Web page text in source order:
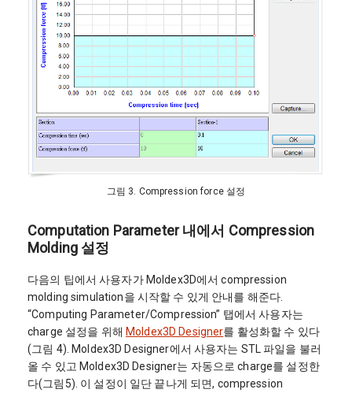
그림 3. Compression force 설정
Computation Parameter 내에서 Compression
Molding 설정
다음의 팁에서 사용자가 Moldex3D에서 compression
molding simulation을 시작할 수 있게 안내를 해준다.
“Computing Parameter/Compression” 탭에서 사용자는
charge 설정을 위해 Moldex3D Designer를 활성화할 수 있다
(그림 4). Moldex3D Designer에서 사용자는 STL 파일을 불러
올 수 있고 Moldex3D Designer는 자동으로 charge를 설정한
다(그림5). 이 설정이 일단 끝나게 되면, compression